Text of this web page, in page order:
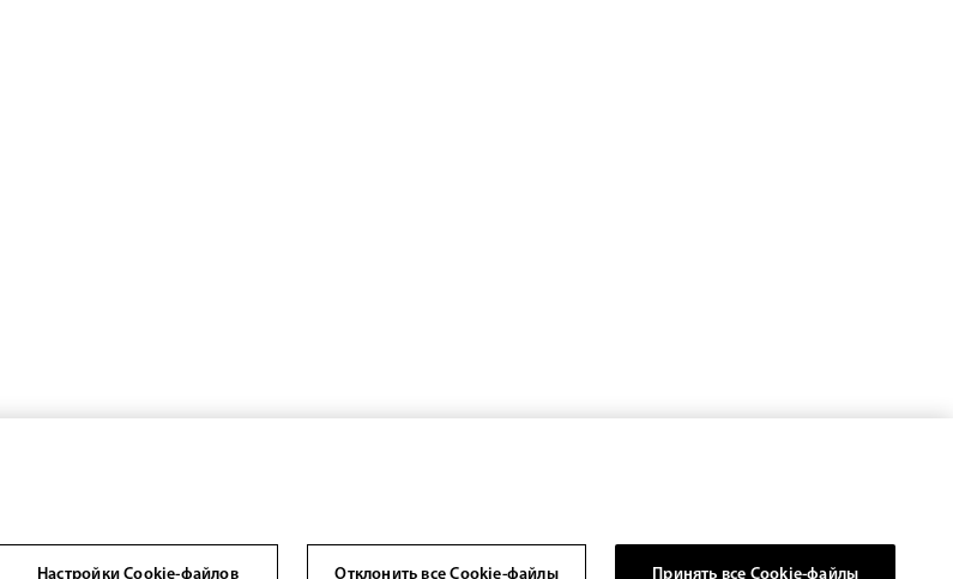
Настройки Cookie-файлов Отклонить все Cookie-файлы Принять все Cookie-файлы